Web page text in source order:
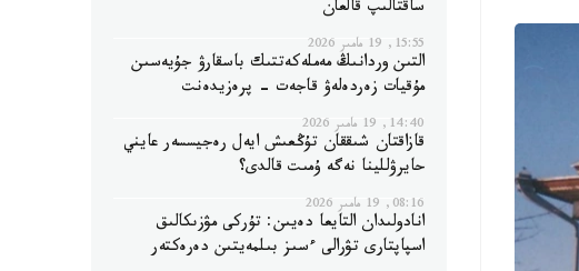
ساقتالىپ قالعان
15:55, 19 مامىر 2026
التىن وردانىڭ مەملەكەتتىك باسقارۋ جۇيەسىن
مۇقيات زەردەلەۋ قاجەت - پرەزيدەنت
14:40, 19 مامىر 2026
قازاقتان شىققان تۇڭعىش ايەل رەجيسسەر عايني
حايرۋللينا نەگە ۇمىت قالدى؟
08:16, 19 مامىر 2026
انادولىدان التايعا دەيىن: تۇركى مۋزىكالىق
اسپاپتارى تۋرالى ءسىز بىلمەيتىن دەرەكتەر